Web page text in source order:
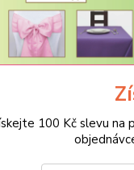
Teflonové
100 Kč slevu na